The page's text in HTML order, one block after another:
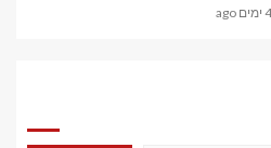
4 ימים ago